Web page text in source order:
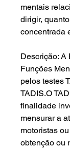
mentais
dirigir,
concentrada
Descrição: A
Funções
pelos testes
TADIS.O
finalidade
mensurar a
motoristas
obtenção ou